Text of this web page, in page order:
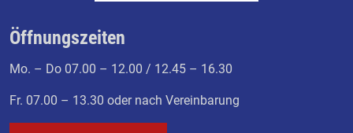
Öffnungszeiten
Mo. – Do 07.00 – 12.00 / 12.45 – 16.30
Fr. 07.00 – 13.30 oder nach Vereinbarung